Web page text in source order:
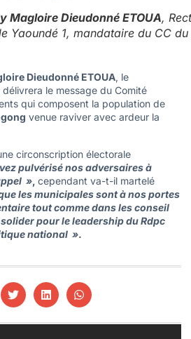
Magloire Dieudonné ETOUA,
Yaoundé 1, mandataire du CC du
Dieudonné ETOUA, le
le message du Comité
qui composent la population de
venue raviver avec ardeur la
circonscription électorale
pulvérisé nos adversaires à
», cependant va-t-il martelé
les municipales sont à nos portes
tout comme dans les conseil
pour le leadership du Rdpc
national ».